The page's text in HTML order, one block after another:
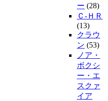
ー (28)
Ｃ-ＨＲ
(13)
クラウ
ン (53)
ノア・
ボクシ
ー・エ
スクァ
イア